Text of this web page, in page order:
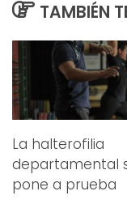
TAMBIÉN
La halterofilia
departamental
pone a prueba